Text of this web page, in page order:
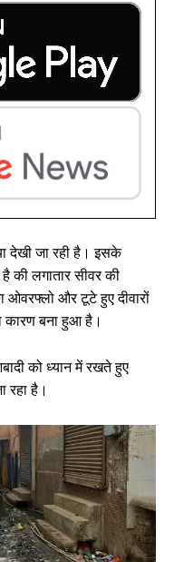
देखी जा रही है। इसके
की लगातार सीवर की
ओवरफ्लो और टूटे हुए दीवारों
कारण बना हुआ है।
को ध्यान में रखते हुए
रहा है।